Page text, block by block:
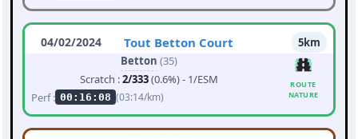
04/02/2024 Tout Betton Court
5km
Betton (35)
Scratch :2/333(0.6%) - 1/ESM
Perf : 00:16:08 (03:14/km)
ROUTE
NATURE